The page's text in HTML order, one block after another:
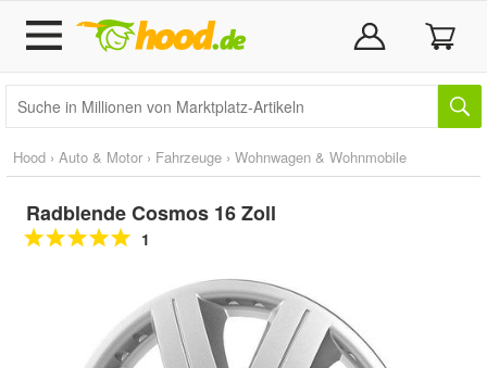
Hood › Auto & Motor › Fahrzeuge › Wohnwagen & Wohnmobile
Radblende Cosmos 16 Zoll
1